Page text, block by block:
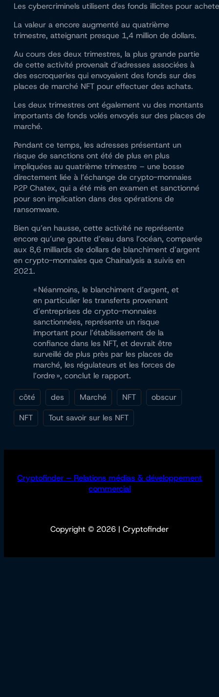
Les cybercriminels utilisent des fonds illicites pour
La valeur a encore augmenté au quatrième
trimestre, atteignant presque 1,4 million de dollars.
Au cours des deux trimestres, la plus grande partie
de cette activité provenait d’adresses associées à
des escroqueries qui envoyaient des fonds sur des
places de marché NFT pour effectuer des achats.
Les deux trimestres ont également vu des montants
importants de fonds volés envoyés sur des places de
marché.
Pendant ce temps, les adresses présentant un
risque de sanctions ont été de plus en plus
impliquées au quatrième trimestre – une bosse
directement liée à l’échange de crypto-monnaies
P2P Chatex, qui a été mis en examen et sanctionné
pour son implication dans des opérations de
ransomware.
Bien qu’en hausse, cette activité ne représente
encore qu’une goutte d’eau dans l’océan, comparée
aux 8,6 milliards de dollars de blanchiment d’argent
en crypto-monnaies que Chainalysis a suivis en
2021.
« Néanmoins, le blanchiment d’argent, et
en particulier les transferts provenant
d’entreprises de crypto-monnaies
sanctionnées, représente un risque
important pour l’établissement de la
confiance dans les NFT, et devrait être
surveillé de plus près par les places de
marché, les régulateurs et les forces de
l’ordre », conclut le rapport.
côté des Marché NFT
obscur
NFT
Tout savoir sur les NFT
Cryptofinder – Relations médias & développement
commercial
Copyright © 2026 | Cryptofinder